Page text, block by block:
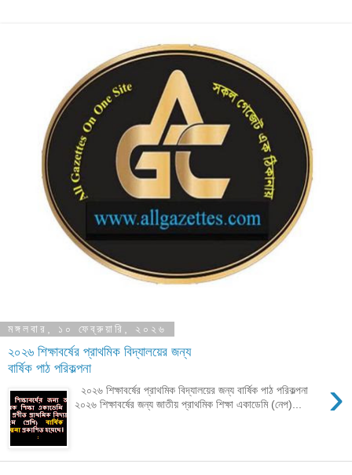
মঙ্গলবার, ১০ ফেব্রুয়ারি, ২০২৬
২০২৬ শিক্ষাবর্ষের প্রাথমিক বিদ্যালয়ের জন্য
বার্ষিক পাঠ পরিকল্পনা
›
২০২৬ শিক্ষাবর্ষের প্রাথমিক বিদ্যালয়ের জন্য বার্ষিক পাঠ পরিকল্পনা
২০২৬ শিক্ষাবর্ষের জন্য জাতীয় প্রাথমিক শিক্ষা একাডেমি (নেপ)...